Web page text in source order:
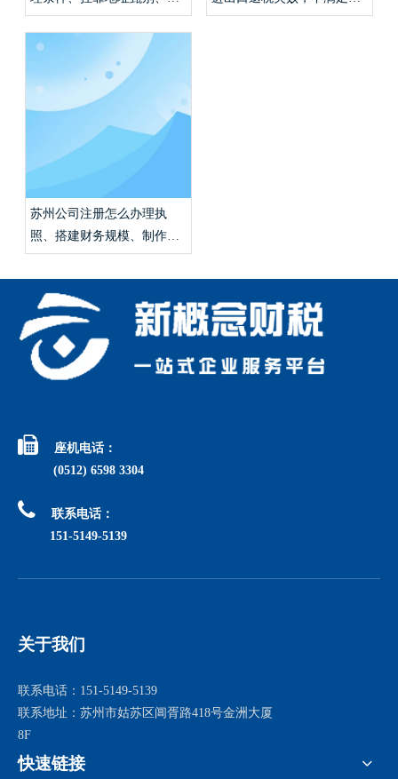
理记账报税收费行情？
件如何合规报税？
苏州公司注册怎么办理执
照、搭建财务规模、制作全
套创业模型？

座机电话：
(0512) 6598 3304

联系电话：
151-5149-5139
关于我们
联系电话：151-5149-5139
联系地址：苏州市姑苏区阊胥路418号金洲大厦
8F
快速链接